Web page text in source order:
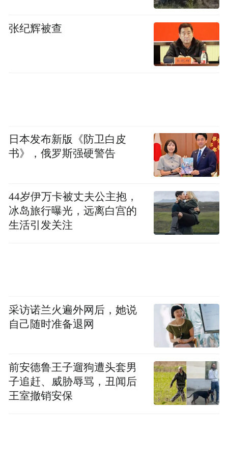
张纪辉被查
日本发布新版《防卫白皮
书》，俄罗斯强硬警告
44岁伊万卡被丈夫公主抱，
冰岛旅行曝光，远离白宫的
生活引发关注
采访诺兰火遍外网后，她说
自己随时准备退网
前安德鲁王子遛狗遭头套男
子追赶、威胁辱骂，丑闻后
王室撤销安保